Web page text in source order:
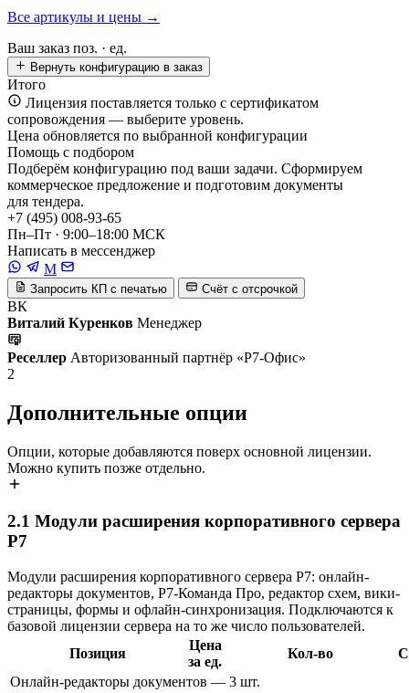
Все артикулы и цены →
Ваш заказ поз. · ед.
Вернуть конфигурацию в заказ
Итого
Лицензия поставляется только с сертификатом
сопровождения — выберите уровень.
Цена обновляется по выбранной конфигурации
Помощь с подбором
Подберём конфигурацию под ваши задачи. Сформируем
коммерческое предложение и подготовим документы
для тендера.
+7 (495) 008-93-65
Пн–Пт · 9:00–18:00 МСК
Написать в мессенджер
M
Запросить КП с печатью Счёт с отсрочкой
ВК
Виталий Куренков Менеджер
Реселлер Авторизованный партнёр «Р7-Офис»
2
Дополнительные опции
Опции, которые добавляются поверх основной лицензии.
Можно купить позже отдельно.
2.1 Модули расширения корпоративного сервера
Р7
Модули расширения корпоративного сервера Р7: онлайн-
редакторы документов, Р7-Команда Про, редактор схем, вики-
страницы, формы и офлайн-синхронизация. Подключаются к
базовой лицензии сервера на то же число пользователей.
Позиция
Цена
за ед.
Кол-во
Онлайн-редакторы документов — 3 шт.